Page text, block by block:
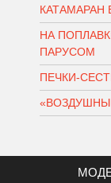
КАТАМАРАН
НА
ПАРУСОМ
ПЕЧКИ-